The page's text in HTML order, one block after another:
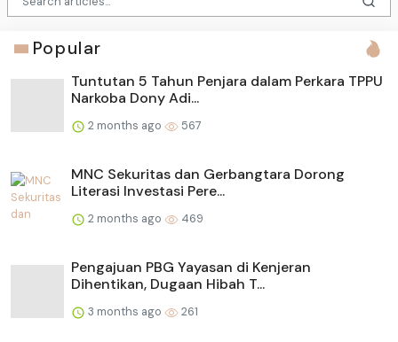
Popular
Tuntutan 5 Tahun Penjara dalam Perkara TPPU
Narkoba Dony Adi...
2 months ago 567
MNC Sekuritas dan Gerbangtara Dorong
Literasi Investasi Pere...
2 months ago 469
Pengajuan PBG Yayasan di Kenjeran
Dihentikan, Dugaan Hibah T...
3 months ago 261